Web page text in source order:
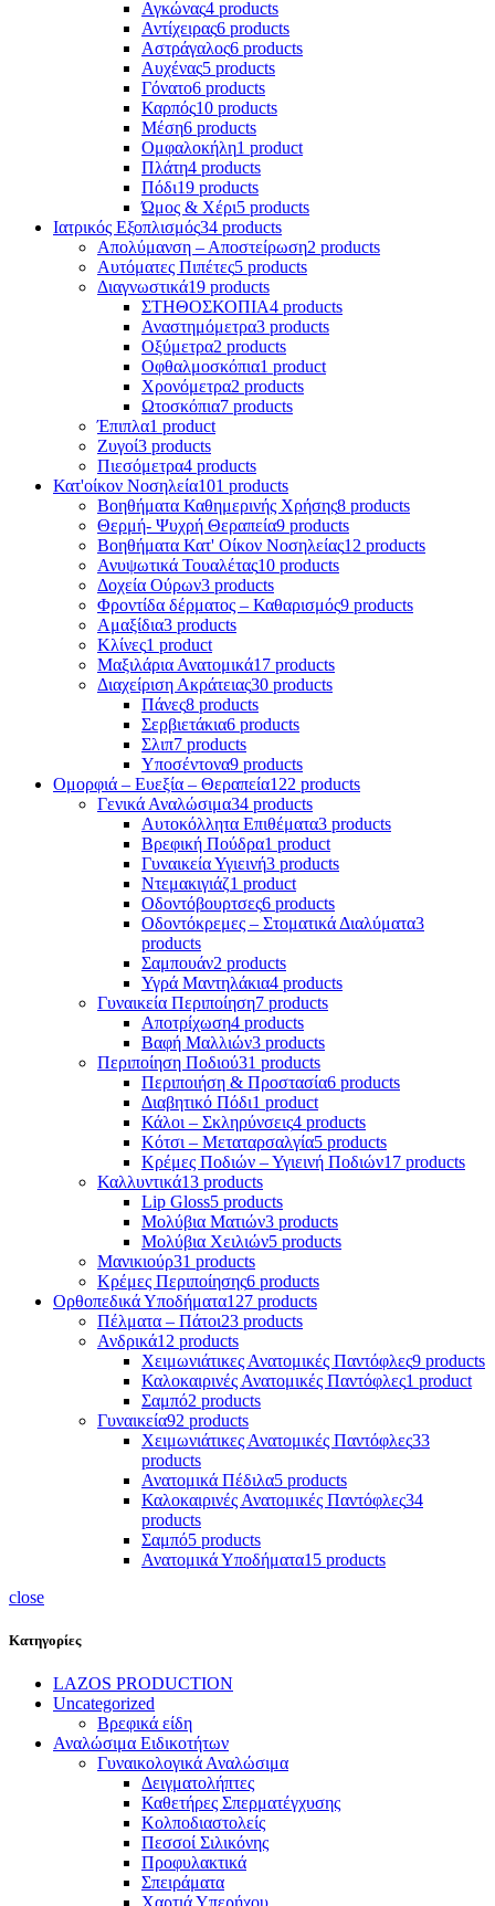
Αγκώνας4 products
Αντίχειρας6 products
Αστράγαλος6 products
Αυχένας5 products
Γόνατο6 products
Καρπός10 products
Μέση6 products
Ομφαλοκήλη1 product
Πλάτη4 products
Πόδι19 products
Ώμος & Χέρι5 products
Ιατρικός Εξοπλισμός34 products
Απολύμανση – Αποστείρωση2 products
Αυτόματες Πιπέτες5 products
Διαγνωστικά19 products
ΣΤΗΘΟΣΚΟΠΙΑ4 products
Αναστημόμετρα3 products
Οξύμετρα2 products
Οφθαλμοσκόπια1 product
Χρονόμετρα2 products
Ωτοσκόπια7 products
Έπιπλα1 product
Ζυγοί3 products
Πιεσόμετρα4 products
Κατ'οίκον Νοσηλεία101 products
Βοηθήματα Καθημερινής Χρήσης8 products
Θερμή- Ψυχρή Θεραπεία9 products
Βοηθήματα Κατ' Οίκον Νοσηλείας12 products
Ανυψωτικά Τουαλέτας10 products
Δοχεία Ούρων3 products
Φροντίδα δέρματος – Καθαρισμός9 products
Αμαξίδια3 products
Κλίνες1 product
Μαξιλάρια Ανατομικά17 products
Διαχείριση Ακράτειας30 products
Πάνες8 products
Σερβιετάκια6 products
Σλιπ7 products
Υποσέντονα9 products
Ομορφιά – Ευεξία – Θεραπεία122 products
Γενικά Αναλώσιμα34 products
Αυτοκόλλητα Επιθέματα3 products
Βρεφική Πούδρα1 product
Γυναικεία Υγιεινή3 products
Ντεμακιγιάζ1 product
Οδοντόβουρτσες6 products
Οδοντόκρεμες – Στοματικά Διαλύματα3
products
Σαμπουάν2 products
Υγρά Μαντηλάκια4 products
Γυναικεία Περιποίηση7 products
Αποτρίχωση4 products
Βαφή Μαλλιών3 products
Περιποίηση Ποδιού31 products
Περιποιήση & Προστασία6 products
Διαβητικό Πόδι1 product
Κάλοι – Σκληρύνσεις4 products
Κότσι – Μεταταρσαλγία5 products
Κρέμες Ποδιών – Υγιεινή Ποδιών17 products
Καλλυντικά13 products
Lip Gloss5 products
Μολύβια Ματιών3 products
Μολύβια Χειλιών5 products
Μανικιούρ31 products
Κρέμες Περιποίησης6 products
Ορθοπεδικά Υποδήματα127 products
Πέλματα – Πάτοι23 products
Ανδρικά12 products
Χειμωνιάτικες Ανατομικές Παντόφλες9 products
Καλοκαιρινές Ανατομικές Παντόφλες1 product
Σαμπό2 products
Γυναικεία92 products
Χειμωνιάτικες Ανατομικές Παντόφλες33
products
Ανατομικά Πέδιλα5 products
Καλοκαιρινές Ανατομικές Παντόφλες34
products
Σαμπό5 products
Ανατομικά Υποδήματα15 products
close
Κατηγορίες
LAZOS PRODUCTION
Uncategorized
Βρεφικά είδη
Αναλώσιμα Ειδικοτήτων
Γυναικολογικά Αναλώσιμα
Δειγματολήπτες
Καθετήρες Σπερματέγχυσης
Κολποδιαστολείς
Πεσσοί Σιλικόνης
Προφυλακτικά
Σπειράματα
Χαρτιά Υπερήχου